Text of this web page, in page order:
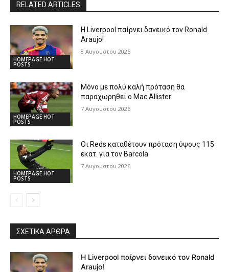
RELATED ARTICLES
HOMEPAGE HOT
POSTS
Η Liverpool παίρνει δανεικό τον Ronald
Araujo!
8 Αυγούστου 2026
HOMEPAGE HOT
POSTS
Μόνο με πολύ καλή πρόταση θα
παραχωρηθεί ο Mac Allister
7 Αυγούστου 2026
HOMEPAGE HOT
POSTS
Οι Reds καταθέτουν πρόταση ύψους 115
εκατ. για τον Barcola
7 Αυγούστου 2026
ΣΧΕΤΙΚΆ ΆΡΘΡΑ
Η Liverpool παίρνει δανεικό τον Ronald
Araujo!